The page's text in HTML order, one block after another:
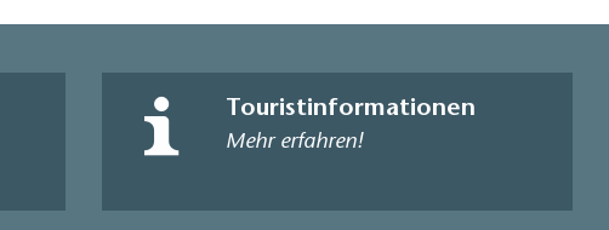
Touristinformationen
Mehr erfahren!